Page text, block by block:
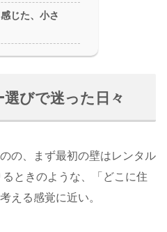
じた、小さ
びで迷った日々
の、まず最初の壁はレンタル
ときのような、「どこに住
える感覚に近い。